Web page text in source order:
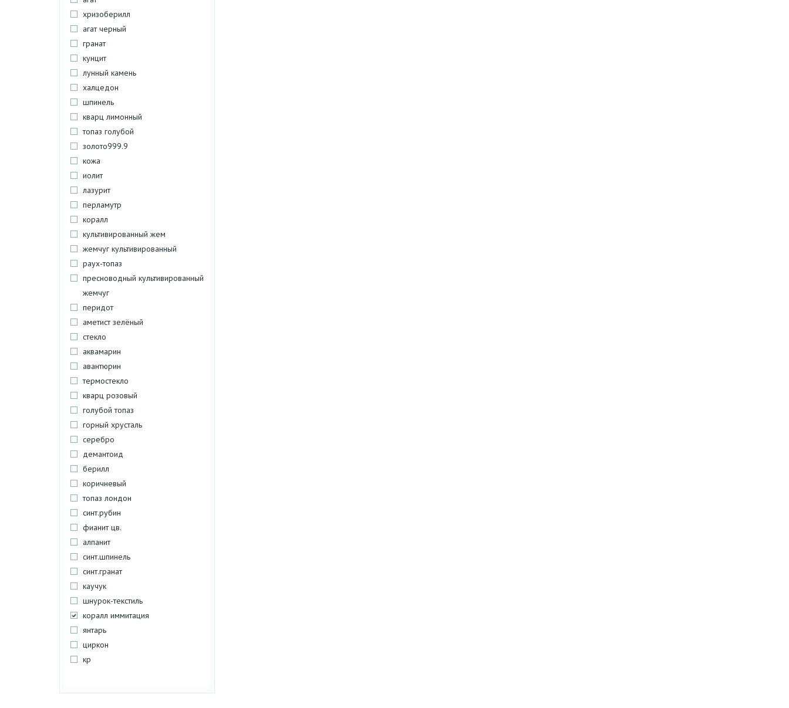
хризоберилл
агат черный
гранат
кунцит
лунный камень
халцедон
шпинель
кварц лимонный
топаз голубой
золото999.9
кожа
иолит
лазурит
перламутр
коралл
культивированный жем
жемчуг культивированный
раух-топаз
пресноводный культивированный
жемчуг
перидот
аметист зелёный
стекло
аквамарин
авантюрин
термостекло
кварц розовый
голубой топаз
горный хрусталь
серебро
демантоид
берилл
коричневый
топаз лондон
синт.рубин
фианит цв.
алпанит
синт.шпинель
синт.гранат
каучук
шнурок-текстиль
коралл иммитация
янтарь
циркон
кр